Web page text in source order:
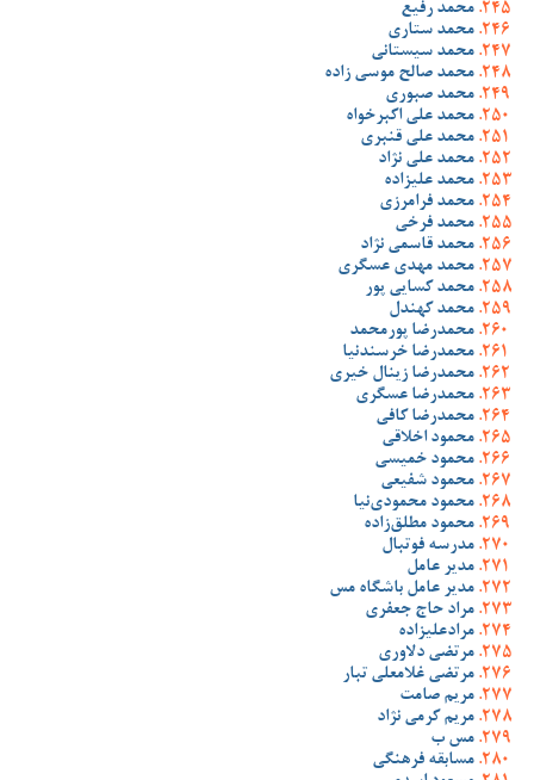
محمد رفیع
محمد ستاری
محمد سیستانی
محمد صالح موسی زاده
محمد صبوری
محمد علی اکبرخواه
محمد علی قنبری
محمد علی نژاد
محمد علیزاده
محمد فرامرزی
محمد فرخی
محمد قاسمی نژاد
محمد مهدی عسگری
محمد کسایی پور
محمد کهندل
محمدرضا پورمحمد
محمدرضا خرسندنیا
محمدرضا زینال خیری
محمدرضا عسگری
محمدرضا کافی
محمود اخلاقی
محمود خمیسی
محمود شفیعی
محمود محمودی‌نیا
محمود مطلق‌زاده
مدرسه فوتبال
مدیر عامل
مدیر عامل باشگاه مس
مراد حاج جعفری
مرادعلیزاده
مرتضی دلاوری
مرتضی غلامعلی تبار
مریم صامت
مریم کرمی نژاد
مس ب
مسابقه فرهنگی